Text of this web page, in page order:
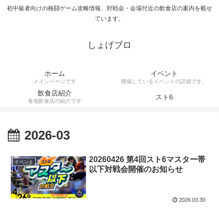
初中級者向けの格闘ゲーム攻略情報、対戦会・会場付近の飲食店の案内を載せ
ています。
しょげブロ
ホーム
メインページです
イベント
開催しているイベントの詳細です。
飲食店紹介
各地飲食店の紹介です スト6
2026-03
イベント
20260426 第4回スト6マスター帯
以下対戦会開催のお知らせ
2026.03.30